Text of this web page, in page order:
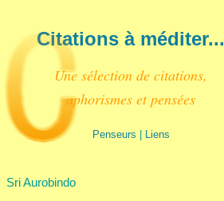
Citations à méditer...
Une sélection de citations,
aphorismes et pensées
Penseurs Liens
Sri Aurobindo